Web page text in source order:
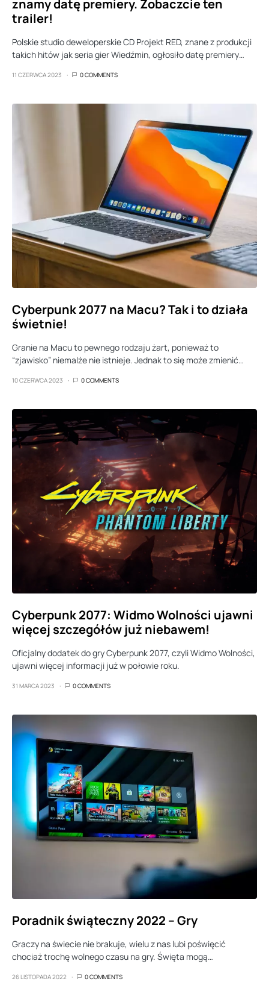
znamy datę premiery. Zobaczcie ten
trailer!
Polskie studio deweloperskie CD Projekt RED, znane z produkcji
takich hitów jak seria gier Wiedźmin, ogłosiło datę premiery…
11 CZERWCA 2023 0 COMMENTS
Cyberpunk 2077 na Macu? Tak i to działa
świetnie!
Granie na Macu to pewnego rodzaju żart, ponieważ to
“zjawisko” niemalże nie istnieje. Jednak to się może zmienić…
10 CZERWCA 2023 0 COMMENTS
Cyberpunk 2077: Widmo Wolności ujawni
więcej szczegółów już niebawem!
Oficjalny dodatek do gry Cyberpunk 2077, czyli Widmo Wolności,
ujawni więcej informacji już w połowie roku.
31 MARCA 2023 0 COMMENTS
Poradnik świąteczny 2022 – Gry
Graczy na świecie nie brakuje, wielu z nas lubi poświęcić
chociaż trochę wolnego czasu na gry. Święta mogą…
26 LISTOPADA 2022 0 COMMENTS